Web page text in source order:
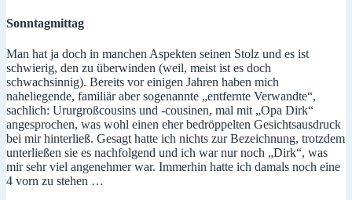
Sonntagmittag
Man hat ja doch in manchen Aspekten seinen Stolz und es ist
schwierig, den zu überwinden (weil, meist ist es doch
schwachsinnig). Bereits vor einigen Jahren haben mich
naheliegende, familiär aber sogenannte „entfernte Verwandte“,
sachlich: Ururgroßcousins und -cousinen, mal mit „Opa Dirk“
angesprochen, was wohl einen eher bedröppelten Gesichtsausdruck
bei mir hinterließ. Gesagt hatte ich nichts zur Bezeichnung, trotzdem
unterließen sie es nachfolgend und ich war nur noch „Dirk“, was
mir sehr viel angenehmer war. Immerhin hatte ich damals noch eine
4 vorn zu stehen …